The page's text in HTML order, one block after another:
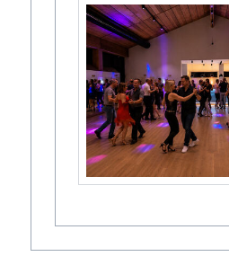
Strandübergang 6
Dierhagen
Ortsteil Ost
Notruf Rettungsturm DLRG:
038 226 - 274